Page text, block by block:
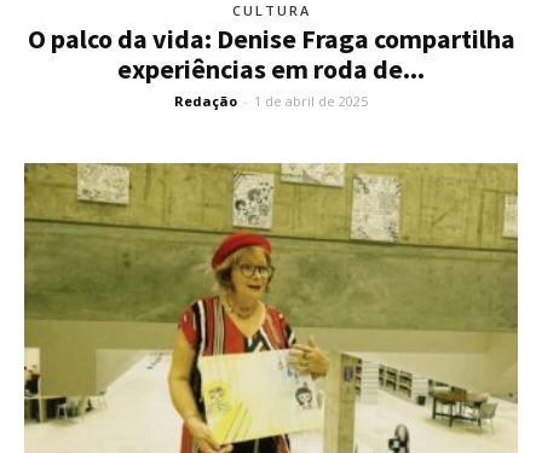
CULTURA
O palco da vida: Denise Fraga compartilha
experiências em roda de...
Redação - 1 de abril de 2025